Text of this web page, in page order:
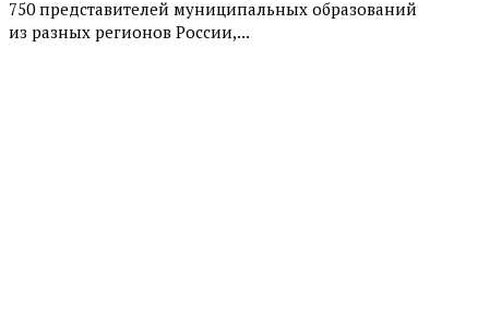
750 представителей муниципальных образований
из разных регионов России,...